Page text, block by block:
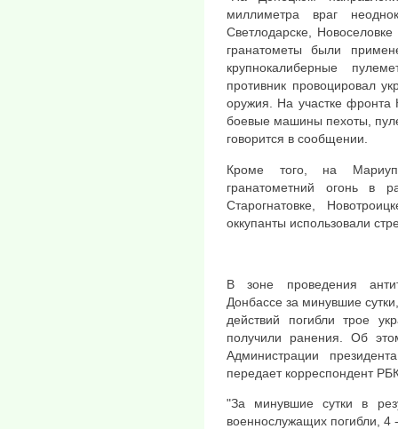
миллиметра враг
Светлодарске,
гранатометы были
крупнокалиберные
противник провоцировал
оружия. На участке фронта
боевые машины пехоты,
говорится в сообщении.
Кроме того, на
гранатометний огонь в
Старогнатовке,
оккупанты использовали
В зоне проведения
Донбассе за минувшие
действий погибли трое
получили ранения. Об
Администрации
передает корреспондент
"За минувшие сутки в
военнослужащих погибли,